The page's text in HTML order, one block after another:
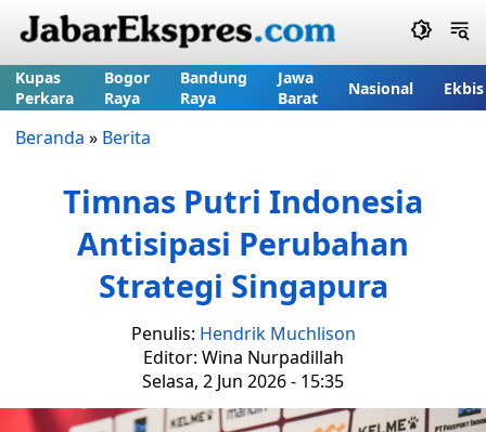
Kupas
Perkara
Bogor
Raya
Bandung
Raya
Jawa
Barat
Nasional Ekbis
Beranda » Berita
Timnas Putri Indonesia
Antisipasi Perubahan
Strategi Singapura
Penulis: Hendrik Muchlison
Editor: Wina Nurpadillah
Selasa, 2 Jun 2026 - 15:35